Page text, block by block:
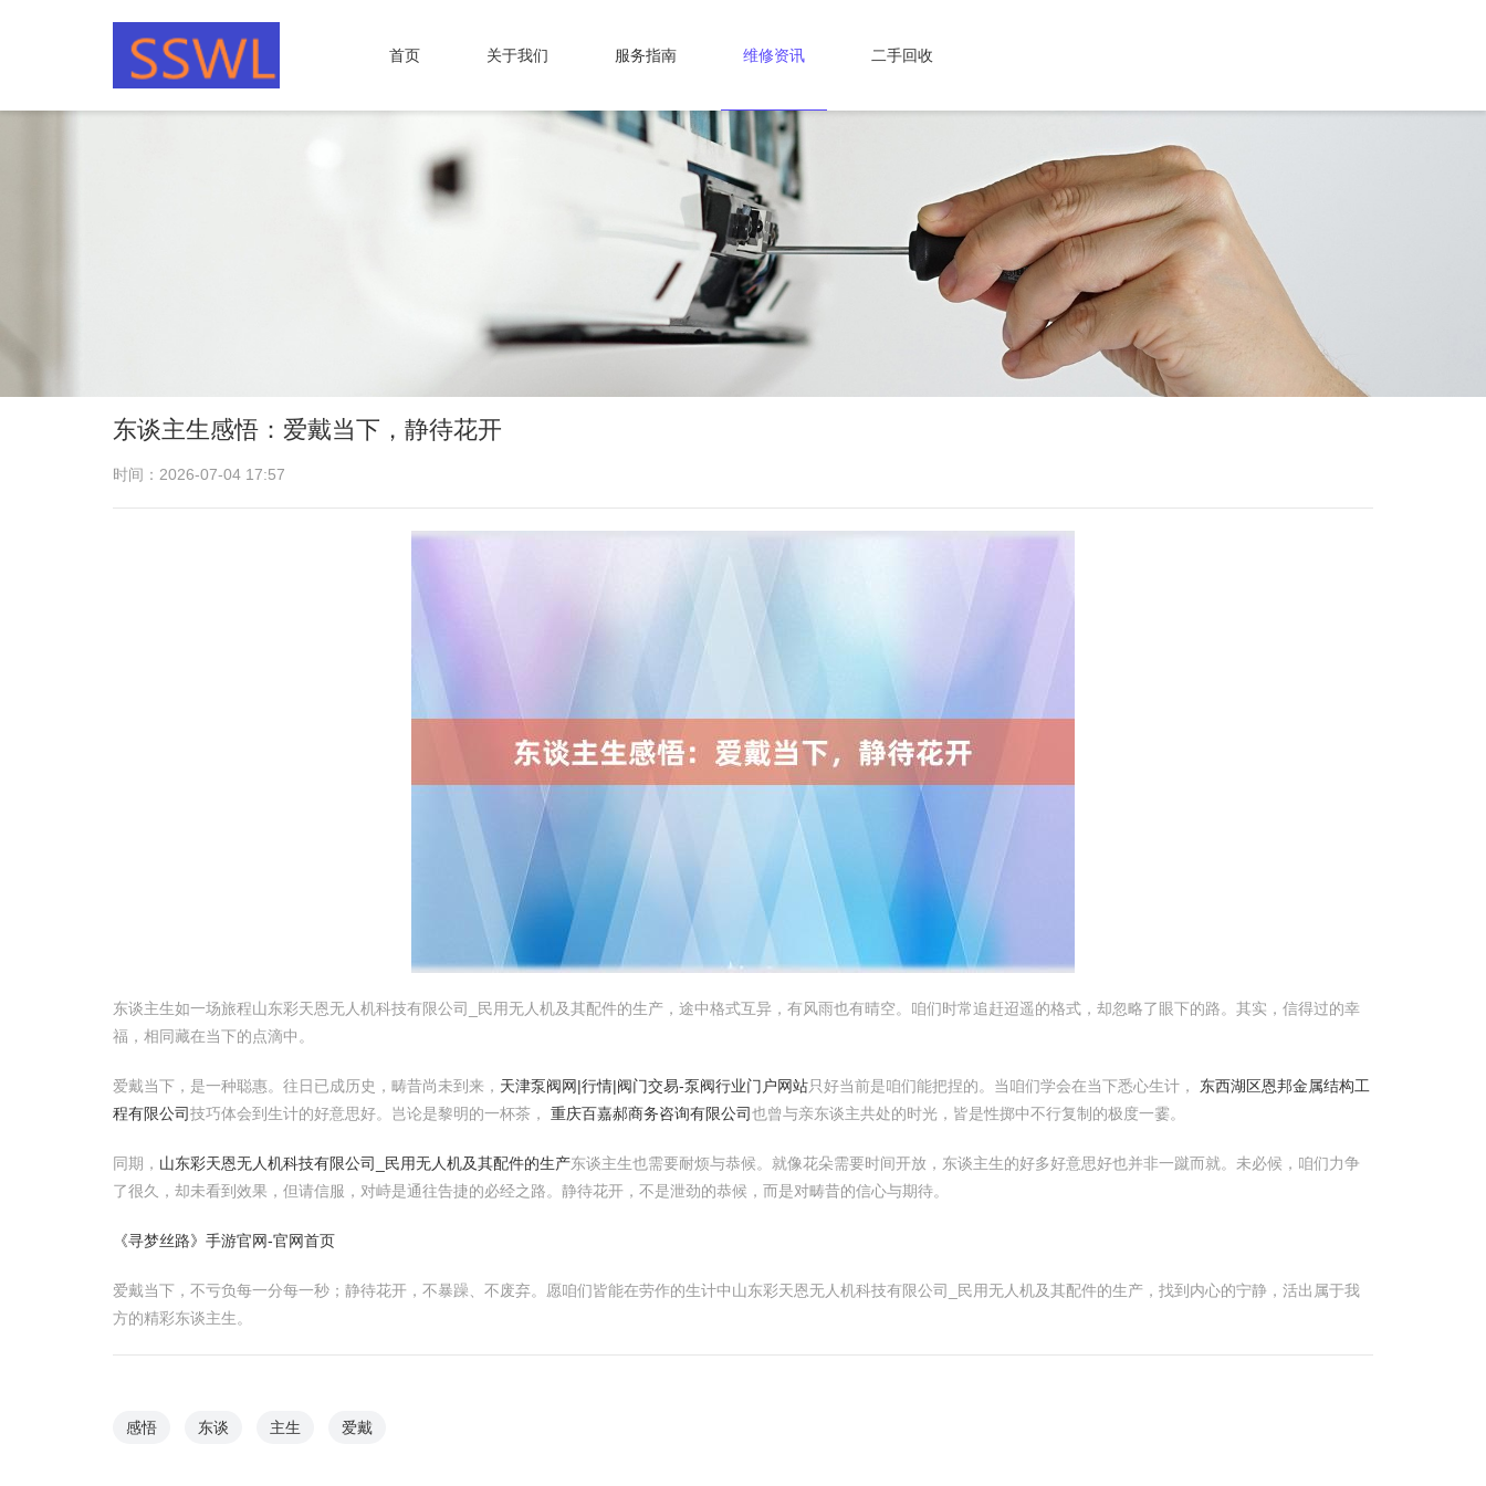
首页 关于我们 服务指南 维修资讯 二手回收
东谈主生感悟：爱戴当下，静待花开
时间：2026-07-04 17:57
东谈主生如一场旅程山东彩天恩无人机科技有限公司_民用无人机及其配件的生产，途中格式互异，有风雨也有晴空。咱们时常追赶迢遥的格式，却忽略了眼下的路。其实，信得过的幸
福，相同藏在当下的点滴中。
爱戴当下，是一种聪惠。往日已成历史，畴昔尚未到来， 天津泵阀网|行情|阀门交易-泵阀行业门户网站只好当前是咱们能把捏的。当咱们学会在当下悉心生计， 东西湖区恩邦金属结构工
程有限公司技巧体会到生计的好意思好。岂论是黎明的一杯茶， 重庆百嘉郝商务咨询有限公司也曾与亲东谈主共处的时光，皆是性掷中不行复制的极度一霎。
同期， 山东彩天恩无人机科技有限公司_民用无人机及其配件的生产东谈主生也需要耐烦与恭候。就像花朵需要时间开放，东谈主生的好多好意思好也并非一蹴而就。未必候，咱们力争
了很久，却未看到效果，但请信服，对峙是通往告捷的必经之路。静待花开，不是泄劲的恭候，而是对畴昔的信心与期待。
《寻梦丝路》手游官网-官网首页
爱戴当下，不亏负每一分每一秒；静待花开，不暴躁、不废弃。愿咱们皆能在劳作的生计中山东彩天恩无人机科技有限公司_民用无人机及其配件的生产，找到内心的宁静，活出属于我
方的精彩东谈主生。
感悟 东谈 主生 爱戴